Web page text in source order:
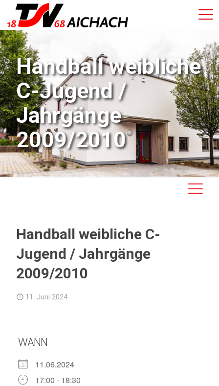
Handball weibliche
C-Jugend /
Jahrgänge
2009/2010
Handball weibliche C-
Jugend / Jahrgänge
2009/2010
11. Juni 2024
WANN
11.06.2024
17:00 - 18:30